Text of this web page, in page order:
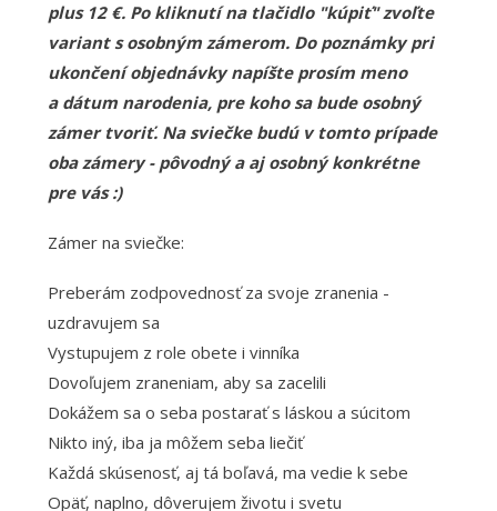
plus 12 €. Po kliknutí na tlačidlo "kúpiť" zvoľte
variant s osobným zámerom. Do poznámky pri
ukončení objednávky napíšte prosím meno
a dátum narodenia, pre koho sa bude osobný
zámer tvoriť. Na sviečke budú v tomto prípade
oba zámery - pôvodný a aj osobný konkrétne
pre vás :)
Zámer na sviečke:
Preberám zodpovednosť za svoje zranenia -
uzdravujem sa
Vystupujem z role obete i vinníka
Dovoľujem zraneniam, aby sa zacelili
Dokážem sa o seba postarať s láskou a súcitom
Nikto iný, iba ja môžem seba liečiť
Každá skúsenosť, aj tá boľavá, ma vedie k sebe
Opäť, naplno, dôverujem životu i svetu